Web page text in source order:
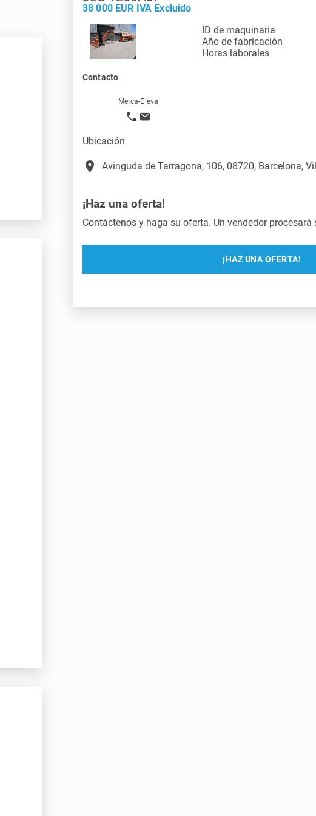
38 000 EUR IVA Excluido
ID de maquinaria
Año de fabricación
Horas laborales
Contacto
Merca-Eleva
Ubicación
place Avinguda de Tarragona, 106, 08720, Barcelona,
¡Haz una oferta!
Contáctenos y haga su oferta. Un vendedor procesará
¡HAZ UNA OFERTA!